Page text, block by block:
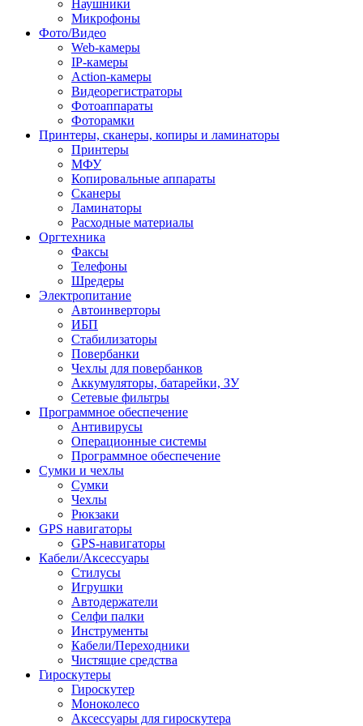
Наушники
Микрофоны
Фото/Видео
Web-камеры
IP-камеры
Action-камеры
Видеорегистраторы
Фотоаппараты
Фоторамки
Принтеры, сканеры, копиры и ламинаторы
Принтеры
МФУ
Копировальные аппараты
Сканеры
Ламинаторы
Расходные материалы
Оргтехника
Факсы
Телефоны
Шредеры
Электропитание
Автоинверторы
ИБП
Стабилизаторы
Повербанки
Чехлы для повербанков
Аккумуляторы, батарейки, ЗУ
Сетевые фильтры
Программное обеспечение
Антивирусы
Операционные системы
Программное обеспечение
Сумки и чехлы
Сумки
Чехлы
Рюкзаки
GPS навигаторы
GPS-навигаторы
Кабели/Аксессуары
Стилусы
Игрушки
Автодержатели
Селфи палки
Инструменты
Кабели/Переходники
Чистящие средства
Гироскутеры
Гироскутер
Моноколесо
Аксессуары для гироскутера